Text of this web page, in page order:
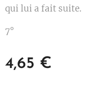
qui lui a fait suite.
7°
4,65 €